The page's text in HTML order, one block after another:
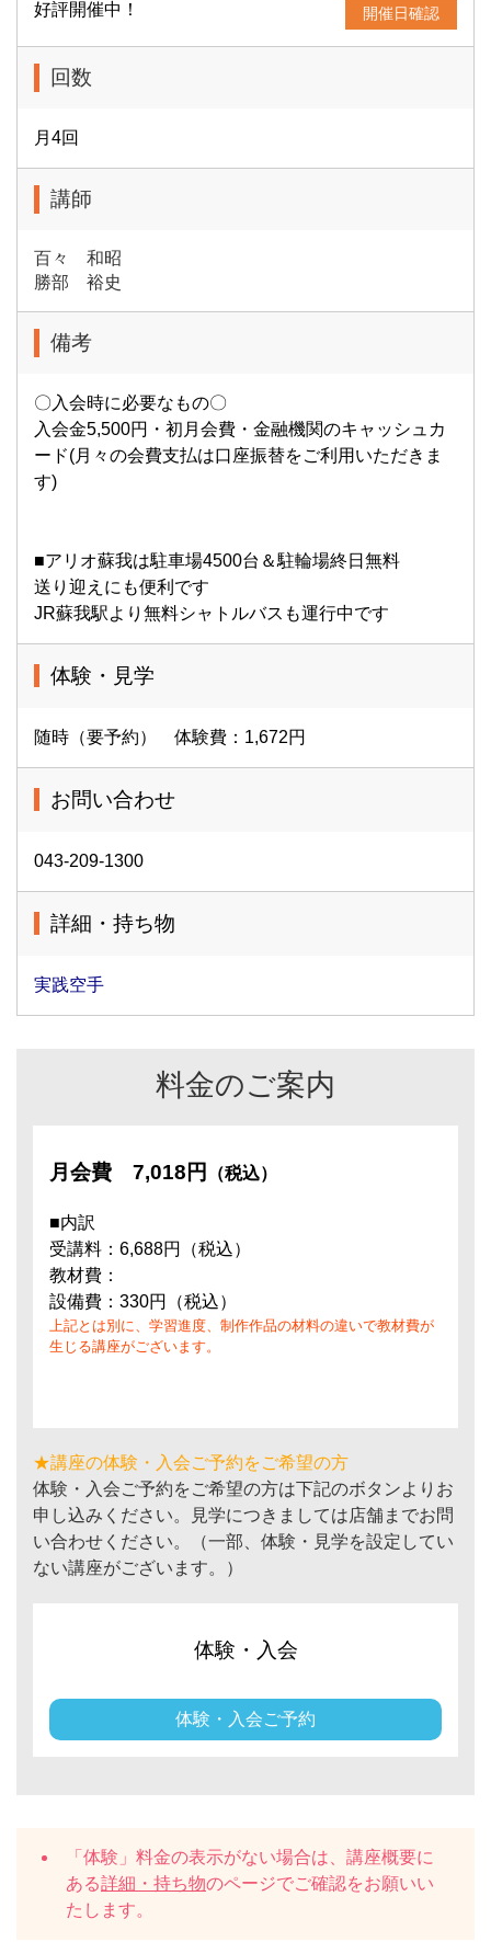
好評開催中！ 開催日確認
回数
月4回
講師
百々 和昭
勝部 裕史
備考
〇入会時に必要なもの〇
入会金5,500円・初月会費・金融機関のキャッシュカ
ード(月々の会費支払は口座振替をご利用いただきま
す)
■アリオ蘇我は駐車場4500台＆駐輪場終日無料
送り迎えにも便利です
JR蘇我駅より無料シャトルバスも運行中です
体験・見学
随時（要予約） 体験費：1,672円
お問い合わせ
043-209-1300
詳細・持ち物
実践空手
料金のご案内
月会費 7,018円 （税込）
■内訳
受講料：6,688円（税込）
教材費：
設備費：330円（税込）
上記とは別に、学習進度、制作作品の材料の違いで教材費が
生じる講座がございます。
★講座の体験・入会ご予約をご希望の方
体験・入会ご予約をご希望の方は下記のボタンよりお
申し込みください。見学につきましては店舗までお問
い合わせください。（一部、体験・見学を設定してい
ない講座がございます。）
体験・入会
体験・入会ご予約
「体験」料金の表示がない場合は、講座概要に
ある詳細・持ち物のページでご確認をお願いい
たします。